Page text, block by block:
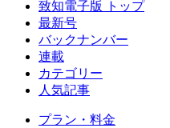
致知電子版 トップ
最新号
バックナンバー
連載
カテゴリー
人気記事
プラン・料金